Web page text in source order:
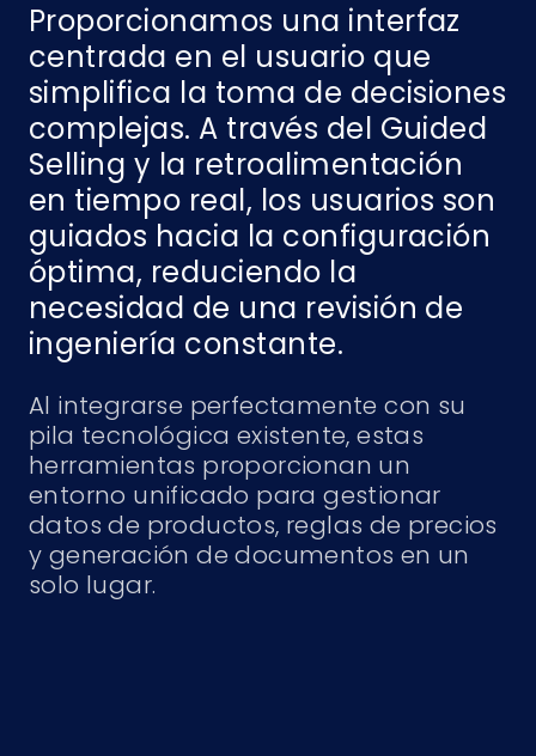
Proporcionamos una interfaz
centrada en el usuario que
simplifica la toma de decisiones
complejas. A través del Guided
Selling y la retroalimentación
en tiempo real, los usuarios son
guiados hacia la configuración
óptima, reduciendo la
necesidad de una revisión de
ingeniería constante.
Al integrarse perfectamente con su
pila tecnológica existente, estas
herramientas proporcionan un
entorno unificado para gestionar
datos de productos, reglas de precios
y generación de documentos en un
solo lugar.